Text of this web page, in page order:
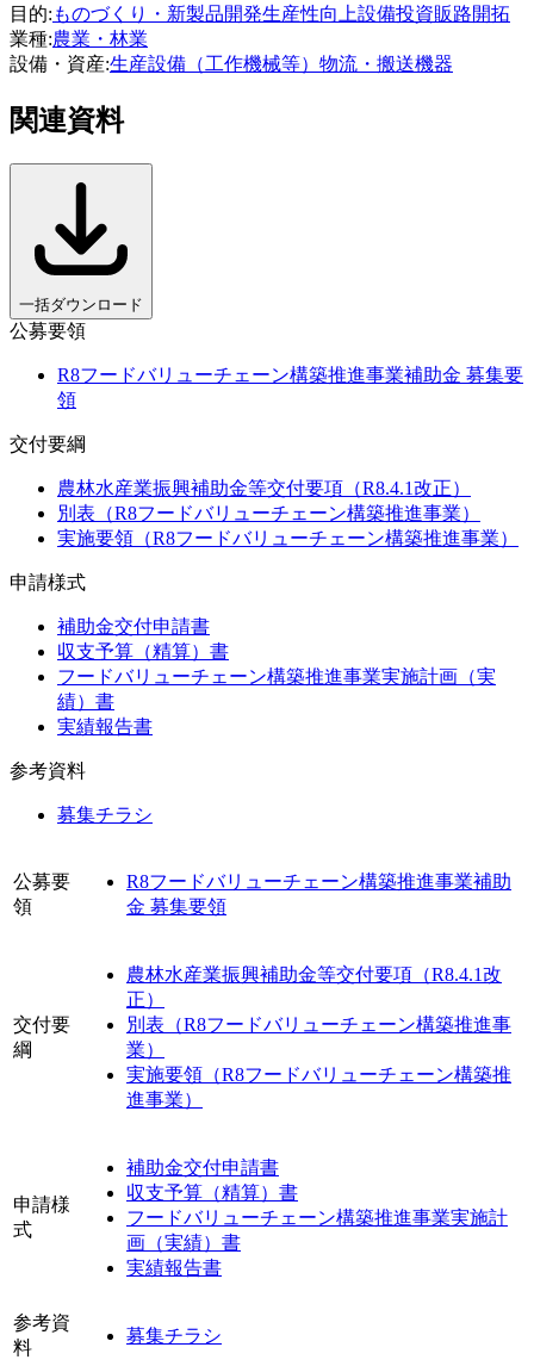
目的: ものづくり・新製品開発生産性向上設備投資販路開拓
業種:農業・林業
設備・資産:生産設備（工作機械等） 物流・搬送機器
関連資料
一括ダウンロード
公募要領
R8フードバリューチェーン構築推進事業補助金 募集要
領
交付要綱
農林水産業振興補助金等交付要項（R8.4.1改正）
別表（R8フードバリューチェーン構築推進事業）
実施要領（R8フードバリューチェーン構築推進事業）
申請様式
補助金交付申請書
収支予算（精算）書
フードバリューチェーン構築推進事業実施計画（実
績）書
実績報告書
参考資料
募集チラシ
公募要
領
R8フードバリューチェーン構築推進事業補助
金 募集要領
交付要
綱
農林水産業振興補助金等交付要項（R8.4.1改
正）
別表（R8フードバリューチェーン構築推進事
業）
実施要領（R8フードバリューチェーン構築推
進事業）
申請様
式
補助金交付申請書
収支予算（精算）書
フードバリューチェーン構築推進事業実施計
画（実績）書
実績報告書
参考資
料
募集チラシ